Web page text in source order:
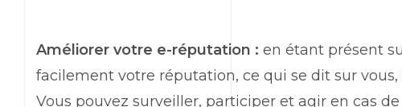
Améliorer votre e-réputation : en étant présent
facilement votre réputation, ce qui se dit sur
Vous pouvez surveiller, participer et agir en cas de